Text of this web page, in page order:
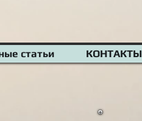
статьи КОНТАКТЫ